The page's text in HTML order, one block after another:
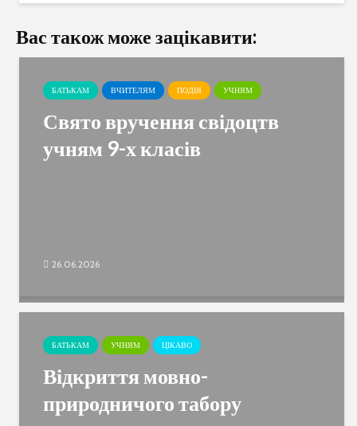
Вас також може зацікавити:
БАТЬКАМ ВЧИТЕЛЯМ ПОДІЯ УЧНЯМ
Свято вручення свідоцтв
учням 9-х класів
26.06.2026
БАТЬКАМ УЧНЯМ ЦІКАВО
Відкриття мовно-
природничого табору